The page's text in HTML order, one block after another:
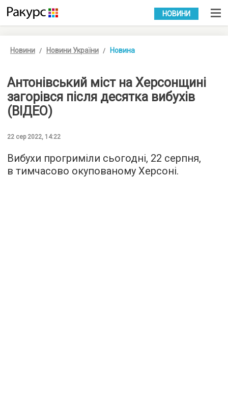
УКР РУС
НОВИНИ
Новини Новини України Новина
Антонівський міст на Херсонщині
загорівся після десятка вибухів
(ВІДЕО)
22 сер 2022, 14:22
Вибухи прогриміли сьогодні, 22 серпня,
в тимчасово окупованому Херсоні.